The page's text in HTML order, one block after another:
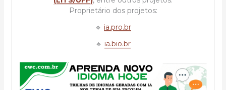
Proprietário dos projetos:
🔹 ia.pro.br
🔹 ia.bio.br